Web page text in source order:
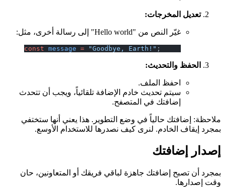
تعديل المخرجات:
غيّر النص من "Hello world" إلى رسالة أخرى، مثل:
const message = "Goodbye, Earth!"
الحفظ والتحديث:
احفظ الملف.
سيتم تحديث خادم الإضافة تلقائياً، ويجب أن تتحدث
إضافتك في المتصفح.
ملاحظة: إضافتك حالياً في وضع التطوير. هذا يعني أنها ستختفي
بمجرد إيقاف الخادم. لنرى كيف نصدرها للاستخدام الأوسع.
إصدار إضافتك
بمجرد أن تصبح إضافتك جاهزة لباقي فريقك أو المتعاونين، حان
وقت إصدارها.